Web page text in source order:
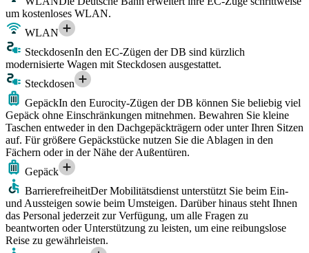
um kostenloses WLAN.
WLAN
SteckdosenIn den EC-Zügen der DB sind kürzlich
modernisierte Wagen mit Steckdosen ausgestattet.
Steckdosen
GepäckIn den Eurocity-Zügen der DB können Sie beliebig viel
Gepäck ohne Einschränkungen mitnehmen. Bewahren Sie kleine
Taschen entweder in den Dachgepäckträgern oder unter Ihren Sitzen
auf. Für größere Gepäckstücke nutzen Sie die Ablagen in den
Fächern oder in der Nähe der Außentüren.
Gepäck
BarrierefreiheitDer Mobilitätsdienst unterstützt Sie beim Ein-
und Aussteigen sowie beim Umsteigen. Darüber hinaus steht Ihnen
das Personal jederzeit zur Verfügung, um alle Fragen zu
beantworten oder Unterstützung zu leisten, um eine reibungslose
Reise zu gewährleisten.